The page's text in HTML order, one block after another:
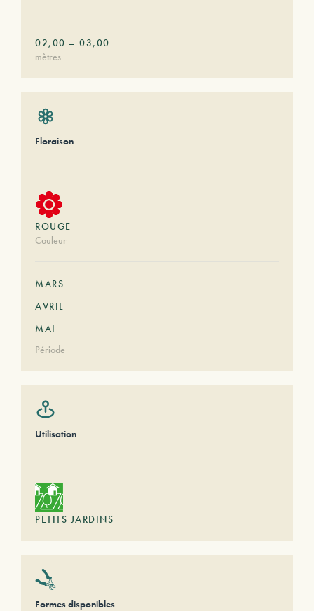
02,00 – 03,00
mètres
Floraison
ROUGE
Couleur
MARS
AVRIL
MAI
Période
Utilisation
PETITS JARDINS
Formes disponibles